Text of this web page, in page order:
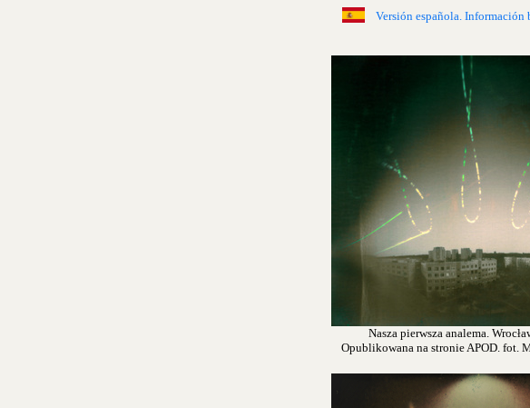
Versión española. Información
Nasza pierwsza analema.
Opublikowana na stronie APOD. fot.